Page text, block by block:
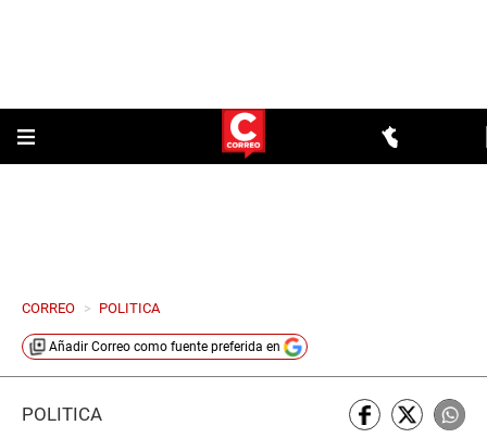
CORREO > POLITICA
Añadir Correo como fuente preferida en
POLÍTICA